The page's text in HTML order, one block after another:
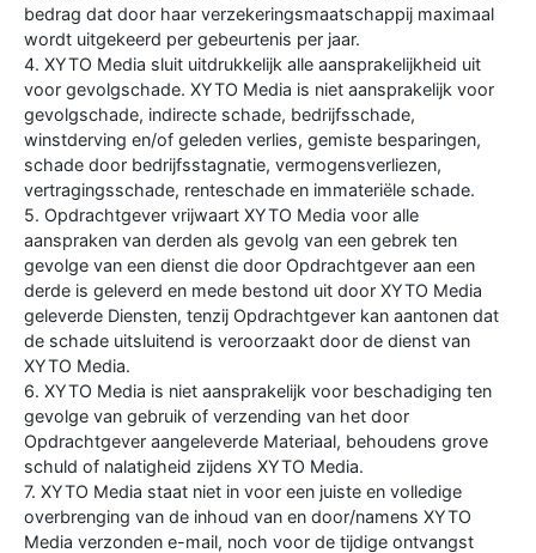
bedrag dat door haar verzekeringsmaatschappij maximaal
wordt uitgekeerd per gebeurtenis per jaar.
4. XYTO Media sluit uitdrukkelijk alle aansprakelijkheid uit
voor gevolgschade. XYTO Media is niet aansprakelijk voor
gevolgschade, indirecte schade, bedrijfsschade,
winstderving en/of geleden verlies, gemiste besparingen,
schade door bedrijfsstagnatie, vermogensverliezen,
vertragingsschade, renteschade en immateriële schade.
5. Opdrachtgever vrijwaart XYTO Media voor alle
aanspraken van derden als gevolg van een gebrek ten
gevolge van een dienst die door Opdrachtgever aan een
derde is geleverd en mede bestond uit door XYTO Media
geleverde Diensten, tenzij Opdrachtgever kan aantonen dat
de schade uitsluitend is veroorzaakt door de dienst van
XYTO Media.
6. XYTO Media is niet aansprakelijk voor beschadiging ten
gevolge van gebruik of verzending van het door
Opdrachtgever aangeleverde Materiaal, behoudens grove
schuld of nalatigheid zijdens XYTO Media.
7. XYTO Media staat niet in voor een juiste en volledige
overbrenging van de inhoud van en door/namens XYTO
Media verzonden e-mail, noch voor de tijdige ontvangst